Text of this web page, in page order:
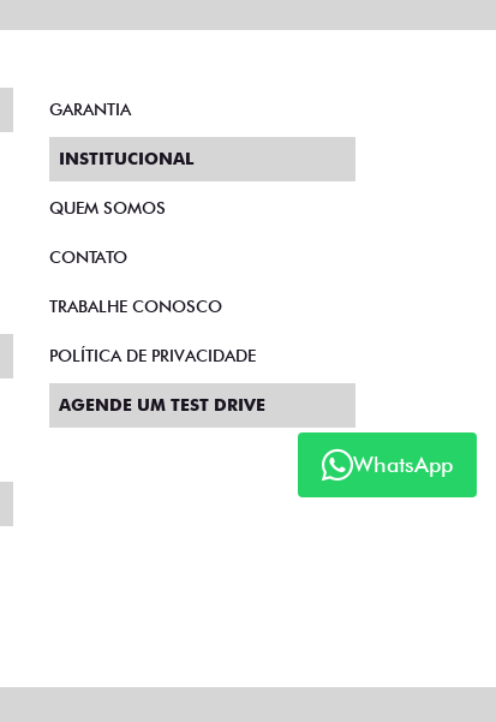
WhatsApp
GARANTIA
INSTITUCIONAL
QUEM SOMOS
CONTATO
TRABALHE CONOSCO
POLÍTICA DE PRIVACIDADE
AGENDE UM TEST DRIVE